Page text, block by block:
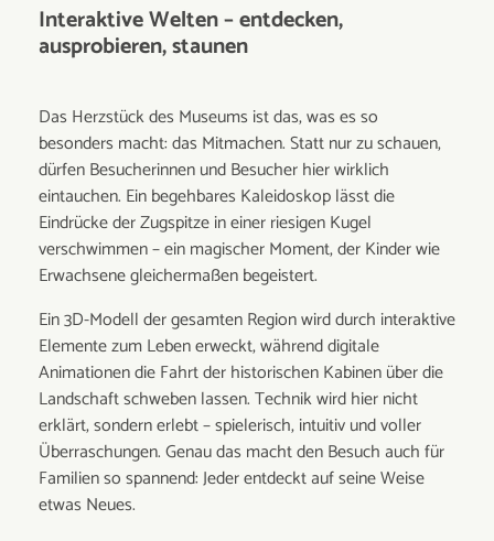
Interaktive Welten – entdecken,
ausprobieren, staunen
Das Herzstück des Museums ist das, was es so
besonders macht: das Mitmachen. Statt nur zu schauen,
dürfen Besucherinnen und Besucher hier wirklich
eintauchen. Ein begehbares Kaleidoskop lässt die
Eindrücke der Zugspitze in einer riesigen Kugel
verschwimmen – ein magischer Moment, der Kinder wie
Erwachsene gleichermaßen begeistert.
Ein 3D-Modell der gesamten Region wird durch interaktive
Elemente zum Leben erweckt, während digitale
Animationen die Fahrt der historischen Kabinen über die
Landschaft schweben lassen. Technik wird hier nicht
erklärt, sondern erlebt – spielerisch, intuitiv und voller
Überraschungen. Genau das macht den Besuch auch für
Familien so spannend: Jeder entdeckt auf seine Weise
etwas Neues.